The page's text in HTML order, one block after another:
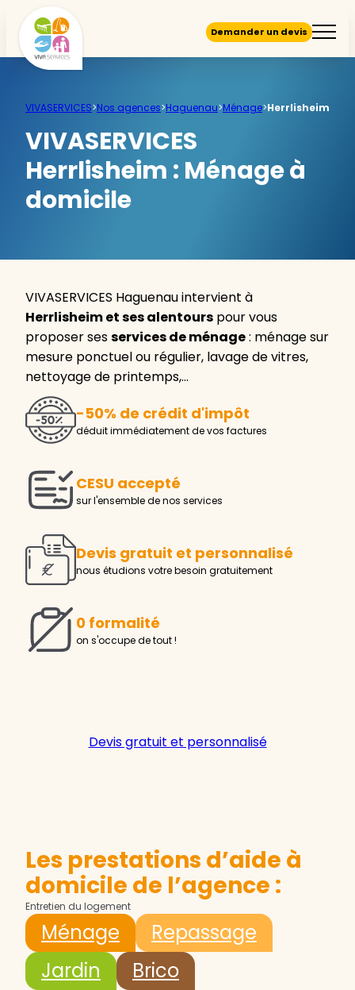
Demander un devis
VIVASERVICES>Nos agences>Haguenau>Ménage>Herrlisheim
VIVASERVICES
Herrlisheim : Ménage à
domicile
VIVASERVICES Haguenau intervient à
Herrlisheim et ses alentours pour vous
proposer sesservices de ménage: ménage sur
mesure ponctuel ou régulier, lavage de vitres,
nettoyage de printemps,…
-50% de crédit d'impôt
déduit immédiatement de vos factures
CESU accepté
sur l'ensemble de nos services
Devis gratuit et personnalisé
nous étudions votre besoin gratuitement
0 formalité
on s'occupe de tout !
Devis gratuit et personnalisé
Les prestations d’aide à
domicile de l’agence :
Entretien du logement
Ménage
Repassage
Jardin
Brico